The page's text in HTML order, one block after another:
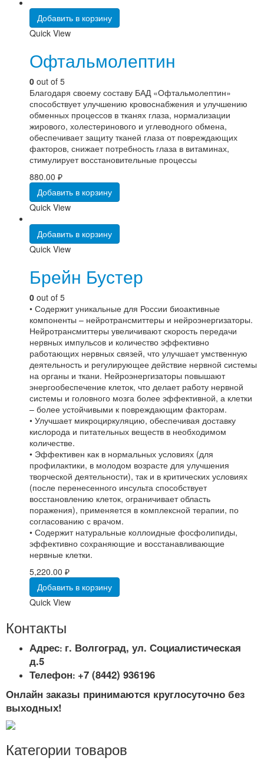
Добавить в корзину
Quick View
Офтальмолептин
0 out of 5
Благодаря своему составу БАД «Офтальмолептин»
способствует улучшению кровоснабжения и улучшению
обменных процессов в тканях глаза, нормализации
жирового, холестеринового и углеводного обмена,
обеспечивает защиту тканей глаза от повреждающих
факторов, снижает потребность глаза в витаминах,
стимулирует восстановительные процессы
880.00 ₽
Добавить в корзину
Quick View
Добавить в корзину
Quick View
Брейн Бустер
0 out of 5
• Содержит уникальные для России биоактивные
компоненты – нейротрансмиттеры и нейроэнергизаторы.
Нейротрансмиттеры увеличивают скорость передачи
нервных импульсов и количество эффективно
работающих нервных связей, что улучшает умственную
деятельность и регулирующее действие нервной системы
на органы и ткани. Нейроэнергизаторы повышают
энергообеспечение клеток, что делает работу нервной
системы и головного мозга более эффективной, а клетки
– более устойчивыми к повреждающим факторам.
• Улучшает микроциркуляцию, обеспечивая доставку
кислорода и питательных веществ в необходимом
количестве.
• Эффективен как в нормальных условиях (для
профилактики, в молодом возрасте для улучшения
творческой деятельности), так и в критических условиях
(после перенесенного инсульта способствует
восстановлению клеток, ограничивает область
поражения), применяется в комплексной терапии, по
согласованию с врачом.
• Содержит натуральные коллоидные фосфолипиды,
эффективно сохраняющие и восстанавливающие
нервные клетки.
5,220.00 ₽
Добавить в корзину
Quick View
Контакты
Адрес: г. Волгоград, ул. Социалистическая
д.5
Телефон: +7 (8442) 936196
Онлайн заказы принимаются круглосуточно без
выходных!
Категории товаров